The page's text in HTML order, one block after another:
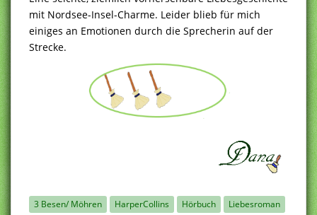
mit Nordsee-Insel-Charme. Leider blieb für mich
einiges an Emotionen durch die Sprecherin auf der
Strecke.
3 Besen/ Möhren HarperCollins Hörbuch
Liebesroman